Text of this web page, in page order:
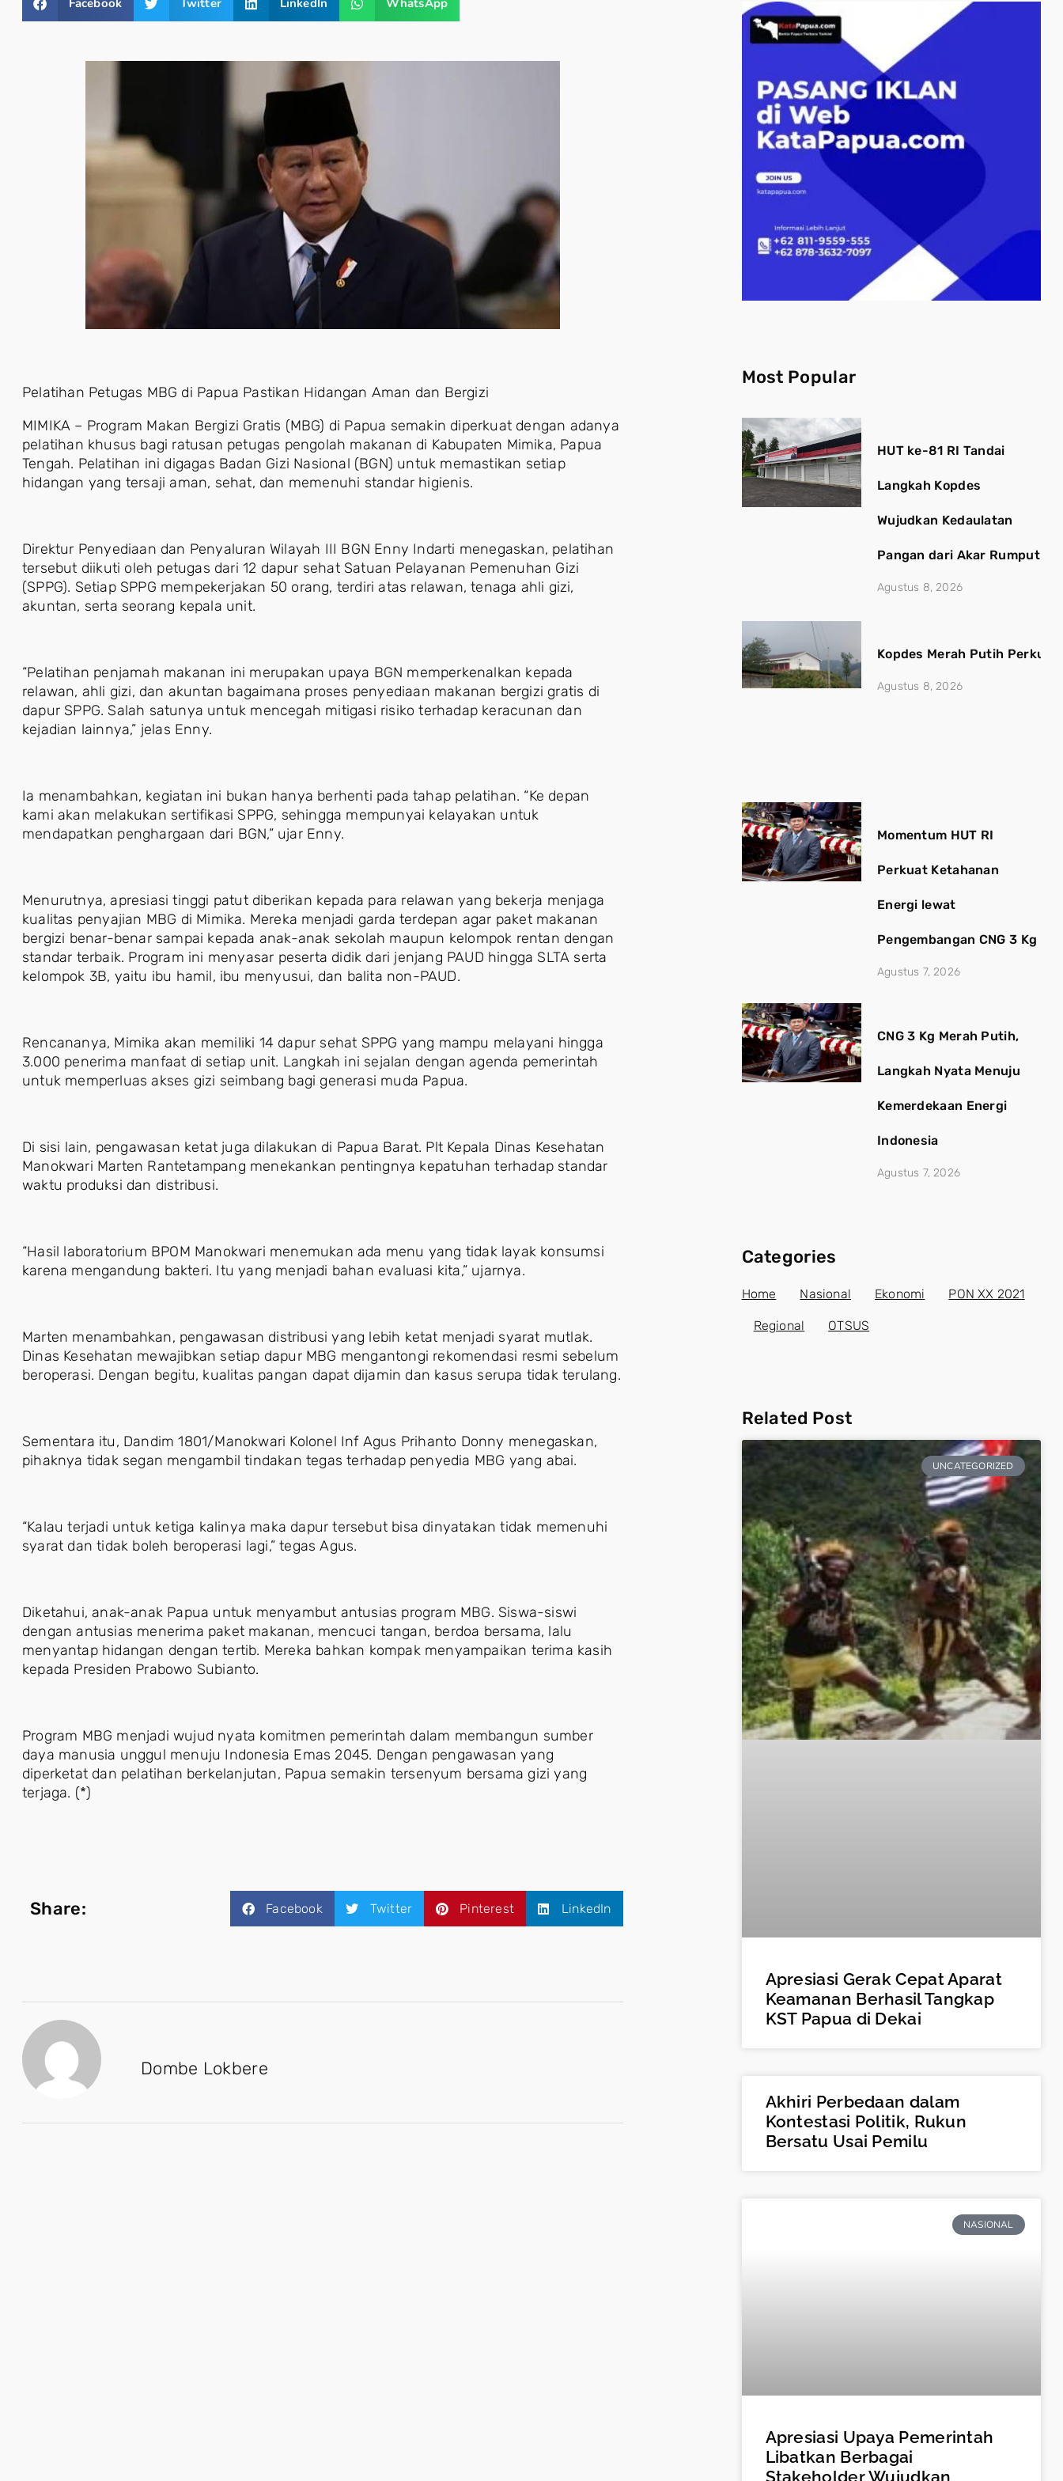
Facebook Twitter LinkedIn WhatsApp
Pelatihan Petugas MBG di Papua Pastikan Hidangan Aman dan Bergizi
MIMIKA – Program Makan Bergizi Gratis (MBG) di Papua semakin diperkuat dengan adanya
pelatihan khusus bagi ratusan petugas pengolah makanan di Kabupaten Mimika, Papua
Tengah. Pelatihan ini digagas Badan Gizi Nasional (BGN) untuk memastikan setiap
hidangan yang tersaji aman, sehat, dan memenuhi standar higienis.
Direktur Penyediaan dan Penyaluran Wilayah III BGN Enny Indarti menegaskan, pelatihan
tersebut diikuti oleh petugas dari 12 dapur sehat Satuan Pelayanan Pemenuhan Gizi
(SPPG). Setiap SPPG mempekerjakan 50 orang, terdiri atas relawan, tenaga ahli gizi,
akuntan, serta seorang kepala unit.
“Pelatihan penjamah makanan ini merupakan upaya BGN memperkenalkan kepada
relawan, ahli gizi, dan akuntan bagaimana proses penyediaan makanan bergizi gratis di
dapur SPPG. Salah satunya untuk mencegah mitigasi risiko terhadap keracunan dan
kejadian lainnya,” jelas Enny.
Ia menambahkan, kegiatan ini bukan hanya berhenti pada tahap pelatihan. “Ke depan
kami akan melakukan sertifikasi SPPG, sehingga mempunyai kelayakan untuk
mendapatkan penghargaan dari BGN,” ujar Enny.
Menurutnya, apresiasi tinggi patut diberikan kepada para relawan yang bekerja menjaga
kualitas penyajian MBG di Mimika. Mereka menjadi garda terdepan agar paket makanan
bergizi benar-benar sampai kepada anak-anak sekolah maupun kelompok rentan dengan
standar terbaik. Program ini menyasar peserta didik dari jenjang PAUD hingga SLTA serta
kelompok 3B, yaitu ibu hamil, ibu menyusui, dan balita non-PAUD.
Rencananya, Mimika akan memiliki 14 dapur sehat SPPG yang mampu melayani hingga
3.000 penerima manfaat di setiap unit. Langkah ini sejalan dengan agenda pemerintah
untuk memperluas akses gizi seimbang bagi generasi muda Papua.
Di sisi lain, pengawasan ketat juga dilakukan di Papua Barat. Plt Kepala Dinas Kesehatan
Manokwari Marten Rantetampang menekankan pentingnya kepatuhan terhadap standar
waktu produksi dan distribusi.
“Hasil laboratorium BPOM Manokwari menemukan ada menu yang tidak layak konsumsi
karena mengandung bakteri. Itu yang menjadi bahan evaluasi kita,” ujarnya.
Marten menambahkan, pengawasan distribusi yang lebih ketat menjadi syarat mutlak.
Dinas Kesehatan mewajibkan setiap dapur MBG mengantongi rekomendasi resmi sebelum
beroperasi. Dengan begitu, kualitas pangan dapat dijamin dan kasus serupa tidak terulang.
Sementara itu, Dandim 1801/Manokwari Kolonel Inf Agus Prihanto Donny menegaskan,
pihaknya tidak segan mengambil tindakan tegas terhadap penyedia MBG yang abai.
“Kalau terjadi untuk ketiga kalinya maka dapur tersebut bisa dinyatakan tidak memenuhi
syarat dan tidak boleh beroperasi lagi,” tegas Agus.
Diketahui, anak-anak Papua untuk menyambut antusias program MBG. Siswa-siswi
dengan antusias menerima paket makanan, mencuci tangan, berdoa bersama, lalu
menyantap hidangan dengan tertib. Mereka bahkan kompak menyampaikan terima kasih
kepada Presiden Prabowo Subianto.
Program MBG menjadi wujud nyata komitmen pemerintah dalam membangun sumber
daya manusia unggul menuju Indonesia Emas 2045. Dengan pengawasan yang
diperketat dan pelatihan berkelanjutan, Papua semakin tersenyum bersama gizi yang
terjaga. (*)
Share: Facebook Twitter Pinterest LinkedIn
Dombe Lokbere
Most Popular
HUT ke-81 RI Tandai
Langkah Kopdes
Wujudkan Kedaulatan
Pangan dari Akar Rumput
Agustus 8, 2026
Kopdes Merah Putih Perkuat
Agustus 8, 2026
Momentum HUT RI
Perkuat Ketahanan
Energi lewat
Pengembangan CNG 3 Kg
Agustus 7, 2026
CNG 3 Kg Merah Putih,
Langkah Nyata Menuju
Kemerdekaan Energi
Indonesia
Agustus 7, 2026
Categories
Home Nasional Ekonomi PON XX 2021
Regional OTSUS
Related Post
UNCATEGORIZED
Apresiasi Gerak Cepat Aparat
Keamanan Berhasil Tangkap
KST Papua di Dekai
Akhiri Perbedaan dalam
Kontestasi Politik, Rukun
Bersatu Usai Pemilu
NASIONAL
Apresiasi Upaya Pemerintah
Libatkan Berbagai
Stakeholder Wujudkan